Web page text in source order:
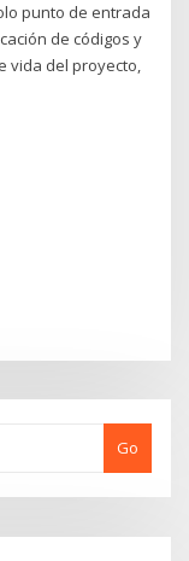
punto de entrada
de códigos y
vida del proyecto,
Go